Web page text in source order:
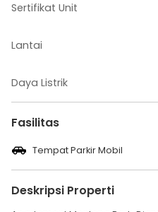
Sertifikat Unit
Lantai
Daya Listrik
Fasilitas
Tempat Parkir Mobil
Deskripsi Properti